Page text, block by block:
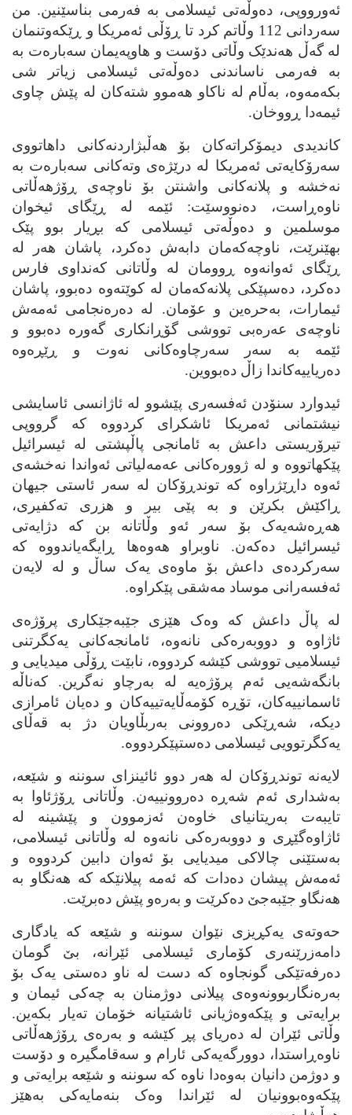
ئه‌ورووپی، ده‌وڵه‌تی ئیسلامی به‌ فه‌رمی بناسێنین. من
سه‌ردانی 112 وڵاتم کرد تا ڕۆڵی ئه‌مریکا و ڕێکه‌وتنمان
له‌ گه‌ڵ هه‌ندێک وڵاتی دۆست و هاوپه‌یمان سه‌باره‌ت به‌
به‌ فه‌رمی ناساندنی ده‌وڵه‌تی ئیسلامی زیاتر شی
بکه‌مه‌وه‌، به‌ڵام له‌ ناکاو هه‌موو شته‌کان له‌ پێش چاوی
ئیمه‌دا ڕووخان.
کاندیدی دیمۆکراته‌کان بۆ هه‌ڵبژاردنه‌کانی داهاتووی
سه‌رۆکایه‌تی ئه‌مریکا له‌ درێژه‌ی وته‌کانی سه‌باره‌ت به‌
نه‌خشه‌ و پلانه‌کانی واشنتن بۆ ناوچه‌ی ڕۆژهه‌ڵاتی
ناوه‌ڕاست، ده‌نووسێت: ئێمه‌ له‌ ڕێگای ئیخوان
موسلمین و ده‌وڵه‌تی ئیسلامی که‌ بڕیار بوو پێک
بهێنرێت، ناوچه‌که‌مان دابه‌ش ده‌کرد، پاشان هه‌ر له‌
ڕێگای ئه‌وانه‌وه‌ ڕوومان له‌ وڵاتانی که‌نداوی فارس
ده‌کرد، ده‌سپێکی پلانه‌که‌مان له‌ کوێته‌وه‌ ده‌بوو، پاشان
ئیمارات، به‌حره‌ین و عۆمان. له‌ ده‌ره‌نجامی ئه‌مه‌ش
ناوچه‌ی عه‌ره‌بی تووشی گۆڕانکاری گه‌وره‌ ده‌بوو و
ئێمه‌ به‌ سه‌ر سه‌رچاوه‌کانی نه‌وت و ڕێڕه‌وه‌
ده‌ریاییه‌کاندا زاڵ ده‌بووین.
ئیدوارد سنۆدن ئه‌فسه‌ری پێشوو له‌ ئاژانسی ئاسایشی
نیشتمانی ئه‌مریکا ئاشکرای کردووه‌ که‌ گرووپی
تیرۆریستی داعش به‌ ئامانجی پاڵپشتی له‌ ئیسرائیل
پێکهاتووه‌ و له‌ ژووره‌کانی عه‌مه‌لیاتی ئه‌واندا نه‌خشه‌ی
ئه‌وه‌ داڕێژراوه‌ که‌ توندڕۆکان له‌ سه‌ر ئاستی جیهان
ڕاکێش بکرێن و به‌ پێی بیر و هزری ته‌کفیری،
هه‌ڕه‌شه‌یه‌ک بۆ سه‌ر ئه‌و وڵاتانه‌ بن که‌ دژایه‌تی
ئیسرائیل ده‌که‌ن. ناوبراو هه‌وه‌ها ڕایگه‌یاندووه‌ که‌
سه‌رکرده‌ی داعش بۆ ماوه‌ی یه‌ک ساڵ و له‌ لایه‌ن
ئه‌فسه‌رانی موساد مه‌شقی پێکراوه‌.
له‌ پاڵ داعش که‌ وه‌ک هێزی جێبه‌جێکاری پرۆژه‌ی
ئاژاوه‌ و دووبه‌ره‌کی نانه‌وه‌، ئامانجه‌کانی یه‌کگرتنی
ئیسلامیی تووشی کێشه‌ کردووه‌، نابێت ڕۆڵی میدیایی و
بانگه‌شه‌یی ئه‌م پرۆژه‌یه‌ له‌ به‌رچاو نه‌گرین. که‌ناڵه‌
ئاسمانییه‌کان، تۆڕه‌ کۆمه‌ڵایه‌تییه‌کان و ده‌یان ئامرازی
دیکه‌، شه‌ڕێکی ده‌روونی به‌ربڵاویان دژ به‌ قه‌ڵای
یه‌کگرتوویی ئیسلامی ده‌ستپێکردووه‌.
لایه‌نه‌ توندڕۆکان له‌ هه‌ر دوو ئائینزای سوننه‌ و شێعه‌،
به‌شداری ئه‌م شه‌ڕه‌ ده‌روونییه‌ن. وڵاتانی ڕۆژئاوا به‌
تایبه‌ت به‌ریتانیای خاوه‌ن ئه‌زموون و پێشینه‌ له‌
ئاژاوه‌گێڕی و دووبه‌ره‌کی نانه‌وه‌ له‌ وڵاتانی ئیسلامی،
به‌ستێنی چالاکی میدیایی بۆ ئه‌وان دابین کردووه‌ و
ئه‌مه‌ش پیشان ده‌دات که‌ ئه‌مه‌ پیلانێکه‌ که‌ هه‌نگاو به‌
هه‌نگاو جێبه‌جێ ده‌کرێت و به‌ره‌و پێش ده‌برێت.
حه‌وته‌ی یه‌کڕیزی نێوان سوننه‌ و شێعه‌ که‌ یادگاری
دامه‌زرێنه‌ری کۆماری ئیسلامی ئێرانه‌، بێ گومان
ده‌رفه‌تێکی گونجاوه‌ که‌ دست له‌ ناو ده‌ستی یه‌ک بۆ
به‌ره‌نگاربوونه‌وه‌ی پیلانی دوژمنان به‌ چه‌کی ئیمان و
برایه‌تی و پێکه‌وه‌ژیانی ئاشتیانه‌ خۆمان ته‌یار بکه‌ین.
وڵاتی ئێران له‌ ده‌ریای پڕ کێشه‌ و به‌ره‌ی ڕۆژهه‌ڵاتی
ناوه‌ڕاستدا، دوورگه‌یه‌کی ئارام و سه‌قامگیره‌ و دۆست
و دوژمن دانیان به‌وه‌دا ناوه‌ که‌ سوننه‌ و شێعه‌ برایه‌تی و
پێکه‌وه‌بوونیان له‌ ئێراندا وه‌ک بنه‌مایه‌کی به‌هێز